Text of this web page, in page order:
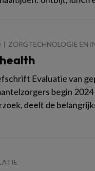
ZORGTECHNOLOGIE EN
Evaluatie van
begin
deelt de